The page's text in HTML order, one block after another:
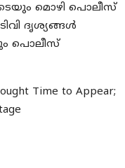
മൊഴി പൊലീസ്
ദൃശ്യങ്ങൾ
പൊലീസ്
Time to Appear;